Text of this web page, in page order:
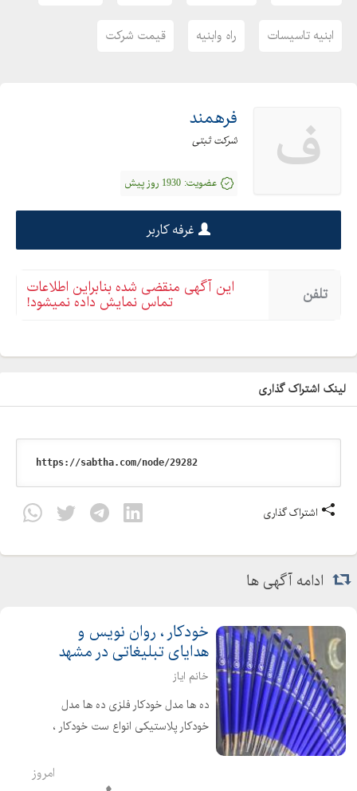
ابنیه تاسیسات راه وابنیه قیمت شرکت
ف فرهمند
شرکت ثبتی
عضویت: 1930 روز پیش
غرفه کاربر
تلفن این آگهی منقضی شده بنابراین اطلاعات
تماس نمایش داده نمیشود!
لینک اشتراک گذاری
اشتراک گذاری
ادامه آگهی ها
خودکار ، روان نویس و
هدایای تبلیغاتی در مشهد
خانم ایاز
ده ها مدل خودکار فلزی ده ها مدل
خودکار پلاستیکی انواع ست خودکار ،
امروز